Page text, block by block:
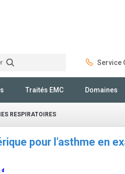
Service
Traités EMC Domaines
RESPIRATOIRES
pour l’asthme en
d